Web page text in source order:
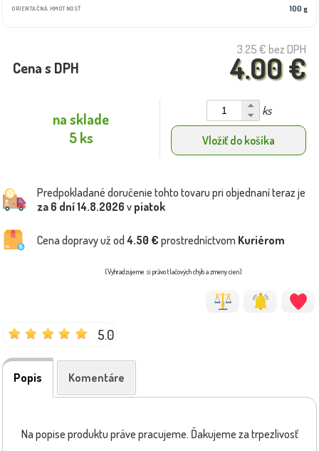
ORIENTAČNÁ HMOTNOSŤ 100 g
3.25 € bez DPH
4.00 €
Cena s DPH
na sklade
5 ks
ks
Vložiť do košíka
Predpokladané doručenie tohto tovaru pri objednaní teraz je
za 6 dní14.8.2026 v piatok
Cena dopravy už od 4.50 € prostredníctvom Kuriérom
(Vyhradzujeme si právo tlačových chýb a zmeny cien)
5.0
Popis Komentáre
Na popise produktu práve pracujeme. Ďakujeme za trpezlivosť